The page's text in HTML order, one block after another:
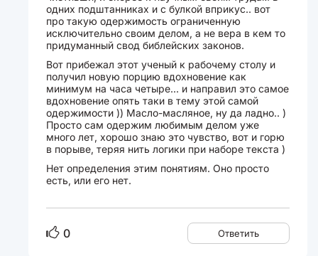
одних подштанниках и с булкой вприкус.. вот
про такую одержимость ограниченную
исключительно своим делом, а не вера в кем то
придуманный свод библейских законов.
Вот прибежал этот ученый к рабочему столу и
получил новую порцию вдохновение как
минимум на часа четыре... и направил это самое
вдохновение опять таки в тему этой самой
одержимости )) Масло-масляное, ну да ладно.. )
Просто сам одержим любимым делом уже
много лет, хорошо знаю это чувство, вот и горю
в порыве, теряя нить логики при наборе текста )
Нет определения этим понятиям. Оно просто
есть, или его нет.
0 Ответить